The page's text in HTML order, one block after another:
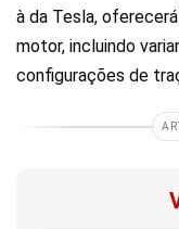
à da Tesla,
motor, incluindo
configurações de